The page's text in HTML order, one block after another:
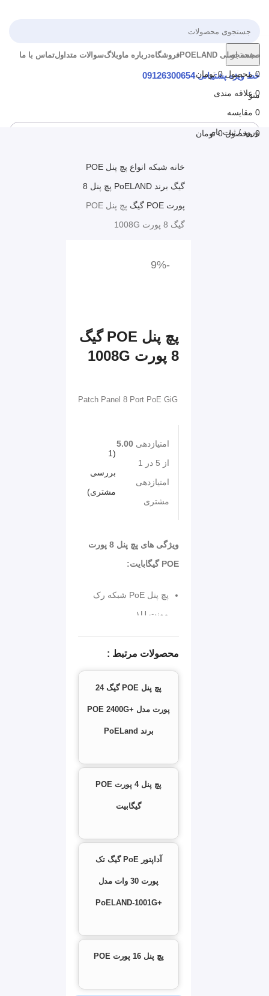
جستجو
خط ویژه پشتیبانی 09126300654
منو
0 محصول 0 تومان
صفحه اصلی POELAND فروشگاهدرباره ماوبلاگسوالات متداولتماس با ما
0 محصول 0 تومان
0 علاقه مندی
0 مقایسه
ورود / ثبت نام
خانه شبکه
انواع پچ پنل POE
گیگ برند PoELAND
پچ پنل 8
پورت POE گیگ
پچ پنل POE
گیگ 8 پورت 1008G
-9%
پچ پنل POE گیگ
8 پورت 1008G
Patch Panel 8 Port PoE GiG
امتیازدهی 5.00
از 5 در
1
امتیازدهی
مشتری
(
1
بررسی
مشتری)
ویژگی های پچ پنل 8 پورت
POE گیگابایت:
پچ پنل PoE شبکه رک
مونت ۱U
شبکه
8 پورت ورودی دیتا
توان خروجی POE هر
پورت ۳۰ وات
ولتاژ خروجی : ۴۸ ولت یا
۲۴ ولت
ولتاژ برق ورودی 12 الی
محصولات مرتبط :
پچ پنل POE گیگ 24
پورت مدل +POE 2400G
برند PoELand
پچ پنل 4 پورت POE
گیگابیت
آداپتور PoE گیگ تک
پورت 30 وات مدل
+PoELAND‑1001G
پچ پنل 16 پورت POE